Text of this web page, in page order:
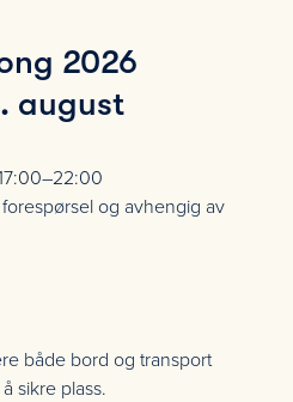
2026
august
og avhengig av
både bord og transport
sikre plass.